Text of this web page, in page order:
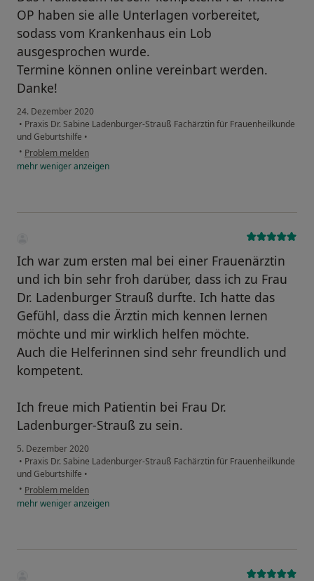
OP haben sie alle Unterlagen vorbereitet,
sodass vom Krankenhaus ein Lob
ausgesprochen wurde.
Termine können online vereinbart werden.
Danke!
24. Dezember 2020
• Praxis Dr. Sabine Ladenburger-Strauß Fachärztin für Frauenheilkunde
und Geburtshilfe •
• Problem melden
mehrwenigeranzeigen
Ich war zum ersten mal bei einer Frauenärztin
und ich bin sehr froh darüber, dass ich zu Frau
Dr. Ladenburger Strauß durfte. Ich hatte das
Gefühl, dass die Ärztin mich kennen lernen
möchte und mir wirklich helfen möchte.
Auch die Helferinnen sind sehr freundlich und
kompetent.
Ich freue mich Patientin bei Frau Dr.
Ladenburger-Strauß zu sein.
5. Dezember 2020
• Praxis Dr. Sabine Ladenburger-Strauß Fachärztin für Frauenheilkunde
und Geburtshilfe •
• Problem melden
mehrwenigeranzeigen